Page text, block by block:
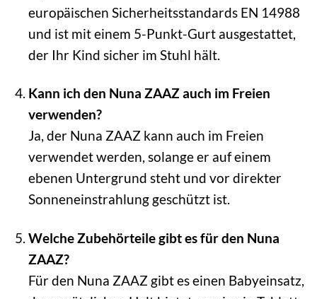
europäischen Sicherheitsstandards EN 14988
und ist mit einem 5-Punkt-Gurt ausgestattet,
der Ihr Kind sicher im Stuhl hält.
Kann ich den Nuna ZAAZ auch im Freien
verwenden?
Ja, der Nuna ZAAZ kann auch im Freien
verwendet werden, solange er auf einem
ebenen Untergrund steht und vor direkter
Sonneneinstrahlung geschützt ist.
Welche Zubehörteile gibt es für den Nuna
ZAAZ?
Für den Nuna ZAAZ gibt es einen Babyeinsatz,